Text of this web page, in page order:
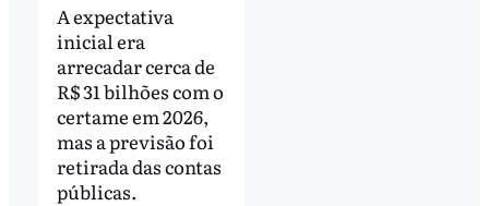
A expectativa
inicial era
arrecadar cerca de
R$ 31 bilhões com o
certame em 2026,
mas a previsão foi
retirada das contas
públicas.